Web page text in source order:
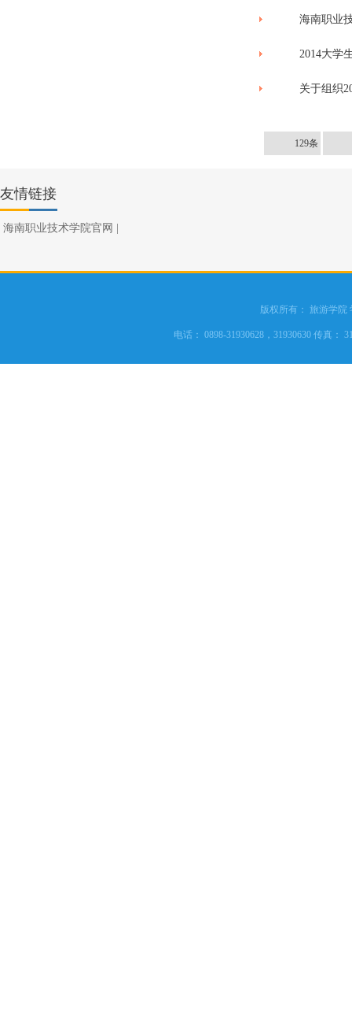
海南职业
2014大学
关于组织
129条
友情链接
海南职业技术学院官网
版权所有： 旅游学院
电话： 0898-31930628，31930630 传真：